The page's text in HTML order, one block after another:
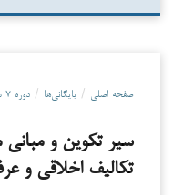
صفحه اصلی / بایگانی‌ها / دوره ۷ شماره ۴ (۱۴۰۴): زمستان ۱۴۰۴
سیر تکوین و
تکالیف اخلاقی و